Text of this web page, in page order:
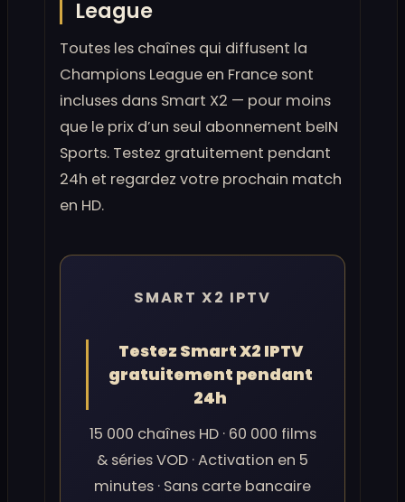
League
Toutes les chaînes qui diffusent la
Champions League en France sont
incluses dans Smart X2 — pour moins
que le prix d’un seul abonnement beIN
Sports. Testez gratuitement pendant
24h et regardez votre prochain match
en HD.
SMART X2 IPTV
Testez Smart X2 IPTV
gratuitement pendant
24h
15 000 chaînes HD · 60 000 films
& séries VOD · Activation en 5
minutes · Sans carte bancaire